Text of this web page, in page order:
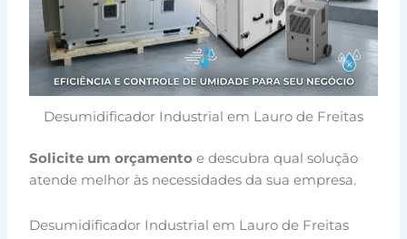
Desumidificador Industrial em Lauro de Freitas
Solicite um orçamento e descubra qual solução
atende melhor às necessidades da sua empresa.
Desumidificador Industrial em Lauro de Freitas